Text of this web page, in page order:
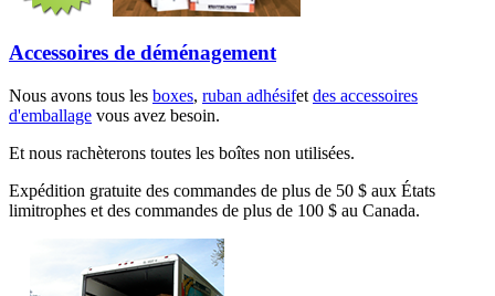
Accessoires de déménagement
Nous avons tous les boxes, ruban adhésifet des accessoires
d'emballage vous avez besoin.
Et nous rachèterons toutes les boîtes non utilisées.
Expédition gratuite des commandes de plus de 50 $ aux États
limitrophes et des commandes de plus de 100 $ au Canada.